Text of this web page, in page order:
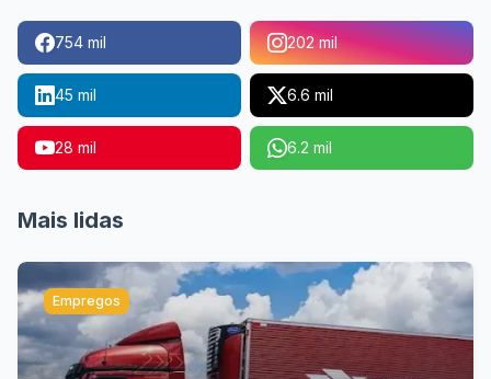
754 mil 202 mil
45 mil 6.6 mil
28 mil 6.2 mil
Mais lidas
Empregos